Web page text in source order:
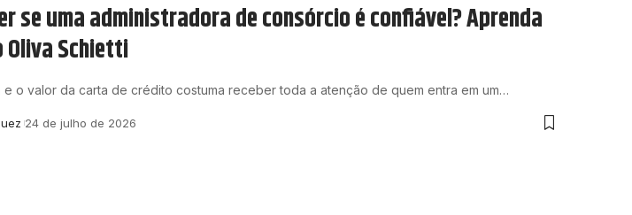
se uma administradora de consórcio é confiável? Aprenda
Oliva Schietti
e o valor da carta de crédito costuma receber toda a atenção de quem entra em um…
24 de julho de 2026